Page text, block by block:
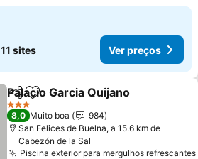
11 sites Ver preços
PartilharAdicionar aos favoritos
Palacio Garcia Quijano
3 Estrelas
8,0 Muito boa
984
San Felices de Buelna, a 15.6 km de
Cabezón de la Sal
Piscina exterior para mergulhos refrescantes